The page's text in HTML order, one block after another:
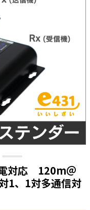
対応 120m＠
1、1対多通信対